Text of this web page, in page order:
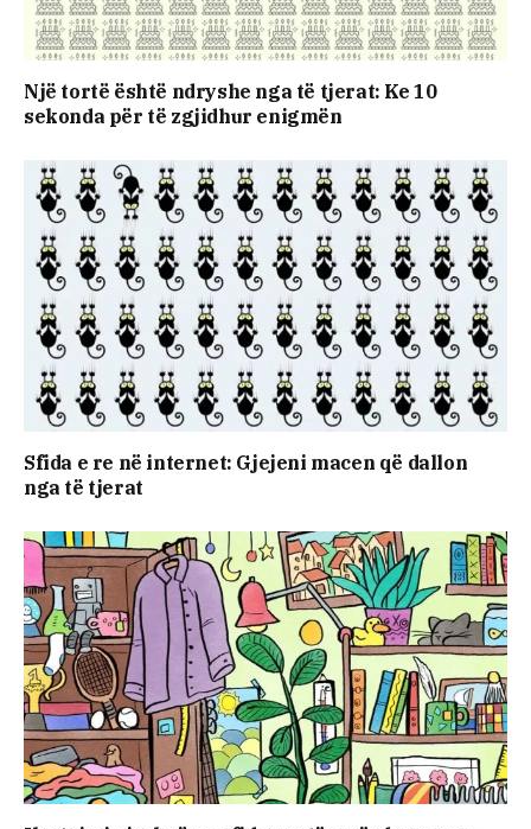
Një tortë është ndryshe nga të tjerat: Ke 10
sekonda për të zgjidhur enigmën
Sfida e re në internet: Gjejeni macen që dallon
nga të tjerat